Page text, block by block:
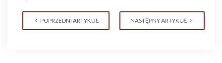
POPRZEDNI ARTYKUŁ NASTĘPNY ARTYKUŁ